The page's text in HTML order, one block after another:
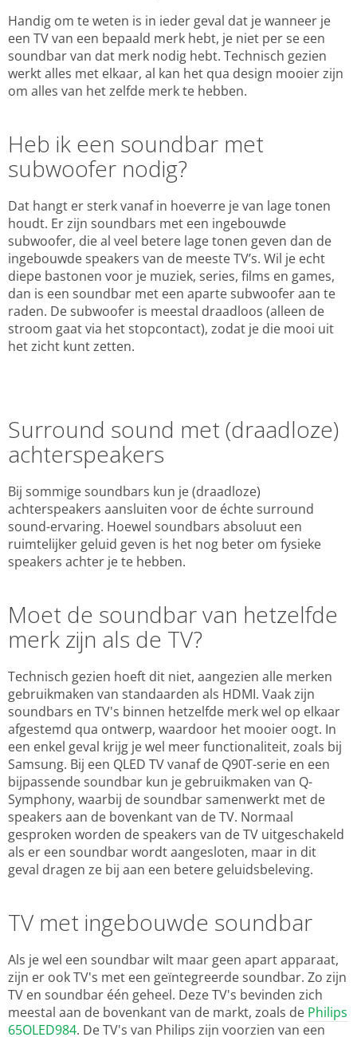
Handig om te weten is in ieder geval dat je wanneer je
een TV van een bepaald merk hebt, je niet per se een
soundbar van dat merk nodig hebt. Technisch gezien
werkt alles met elkaar, al kan het qua design mooier zijn
om alles van het zelfde merk te hebben.
Heb ik een soundbar met
subwoofer nodig?
Dat hangt er sterk vanaf in hoeverre je van lage tonen
houdt. Er zijn soundbars met een ingebouwde
subwoofer, die al veel betere lage tonen geven dan de
ingebouwde speakers van de meeste TV’s. Wil je echt
diepe bastonen voor je muziek, series, films en games,
dan is een soundbar met een aparte subwoofer aan te
raden. De subwoofer is meestal draadloos (alleen de
stroom gaat via het stopcontact), zodat je die mooi uit
het zicht kunt zetten.
Surround sound met (draadloze)
achterspeakers
Bij sommige soundbars kun je (draadloze)
achterspeakers aansluiten voor de échte surround
sound-ervaring. Hoewel soundbars absoluut een
ruimtelijker geluid geven is het nog beter om fysieke
speakers achter je te hebben.
Moet de soundbar van hetzelfde
merk zijn als de TV?
Technisch gezien hoeft dit niet, aangezien alle merken
gebruikmaken van standaarden als HDMI. Vaak zijn
soundbars en TV's binnen hetzelfde merk wel op elkaar
afgestemd qua ontwerp, waardoor het mooier oogt. In
een enkel geval krijg je wel meer functionaliteit, zoals bij
Samsung. Bij een QLED TV vanaf de Q90T-serie en een
bijpassende soundbar kun je gebruikmaken van Q-
Symphony, waarbij de soundbar samenwerkt met de
speakers aan de bovenkant van de TV. Normaal
gesproken worden de speakers van de TV uitgeschakeld
als er een soundbar wordt aangesloten, maar in dit
geval dragen ze bij aan een betere geluidsbeleving.
TV met ingebouwde soundbar
Als je wel een soundbar wilt maar geen apart apparaat,
zijn er ook TV's met een geïntegreerde soundbar. Zo zijn
TV en soundbar één geheel. Deze TV's bevinden zich
meestal aan de bovenkant van de markt, zoals de Philips
65OLED984. De TV's van Philips zijn voorzien van een